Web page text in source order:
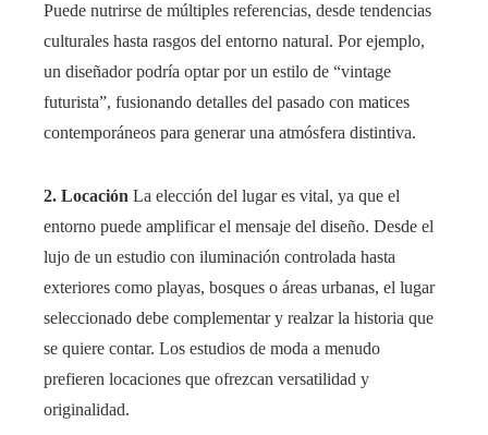
Puede nutrirse de múltiples referencias, desde tendencias
culturales hasta rasgos del entorno natural. Por ejemplo,
un diseñador podría optar por un estilo de “vintage
futurista”, fusionando detalles del pasado con matices
contemporáneos para generar una atmósfera distintiva.
2. Locación La elección del lugar es vital, ya que el
entorno puede amplificar el mensaje del diseño. Desde el
lujo de un estudio con iluminación controlada hasta
exteriores como playas, bosques o áreas urbanas, el lugar
seleccionado debe complementar y realzar la historia que
se quiere contar. Los estudios de moda a menudo
prefieren locaciones que ofrezcan versatilidad y
originalidad.